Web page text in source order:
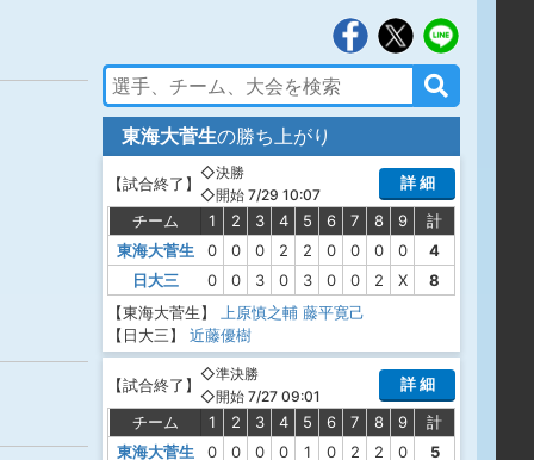
東海大菅生の勝ち上がり
【試合終了】
◇決勝
◇開始 7/29 10:07
詳 細
チーム 1 2 3 4 5 6 7 8 9
計
東海大菅生
0 0 0 2 2 0 0 0 0
4
日大三
0 0 3 0 3 0 0 2 X
8
【東海大菅生】
上原慎之輔 藤平寛己
【日大三】
近藤優樹
【試合終了】
◇準決勝
◇開始 7/27 09:01
詳 細
チーム 1 2 3 4 5 6 7 8 9
計
東海大菅生
0 0 0 0 1 0 2 2 0
5